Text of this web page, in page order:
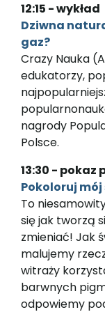
12:15 - wykład
Dziwna
gaz?
Crazy Nauka
edukatorzy,
nagrody
Polsce.
13:30 -
Pokoloruj
To
się jak tworzą
zmieniać! Jak
malujemy
witraży
barwnych
odpowiemy